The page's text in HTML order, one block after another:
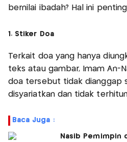
bernilai ibadah? Hal ini
1. Stiker Doa
Terkait doa yang hanya
teks atau gambar, Imam An-
doa tersebut tidak dianggap
disyariatkan dan tidak
Baca Juga :
Nasib Pemimpin